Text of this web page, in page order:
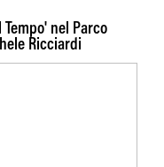
nel Parco
Ricciardi